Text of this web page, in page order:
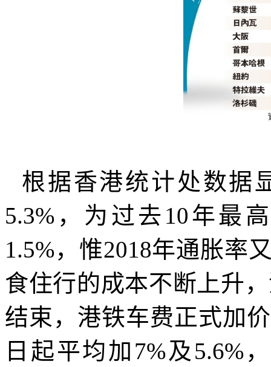
根据香港统计处数据
5.3% ，为过去 10年最
1.5%，惟2018年通胀率
食住行的成本不断上升
结束，港铁车费正式加价
日起平均加 7%及 5.6%